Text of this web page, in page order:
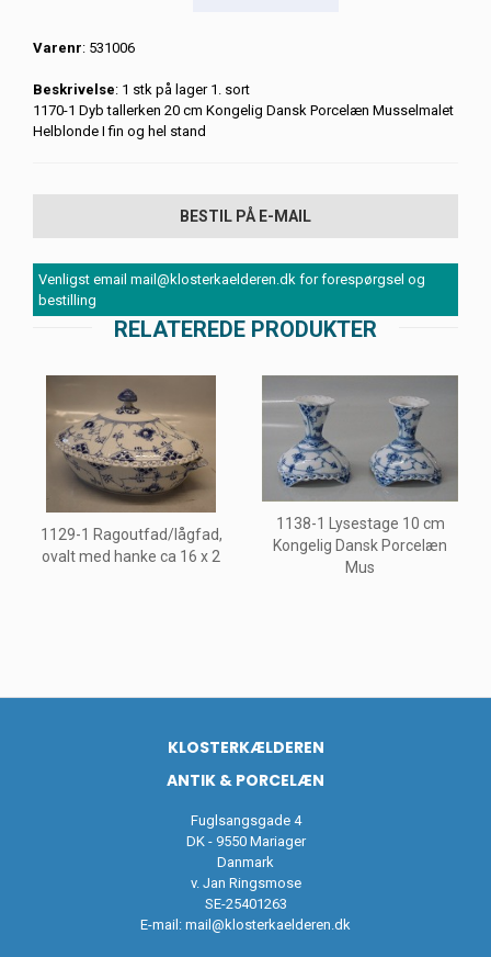
Varenr: 531006
Beskrivelse: 1 stk på lager 1. sort
1170-1 Dyb tallerken 20 cm Kongelig Dansk Porcelæn Musselmalet
Helblonde I fin og hel stand
BESTIL PÅ E-MAIL
Venligst email mail@klosterkaelderen.dk for forespørgsel og
bestilling
RELATEREDE PRODUKTER
1129-1 Ragoutfad/lågfad,
ovalt med hanke ca 16 x 2
1138-1 Lysestage 10 cm
Kongelig Dansk Porcelæn
Mus
KLOSTERKÆLDEREN
ANTIK & PORCELÆN
Fuglsangsgade 4
DK - 9550 Mariager
Danmark
v. Jan Ringsmose
SE-25401263
E-mail: mail@klosterkaelderen.dk